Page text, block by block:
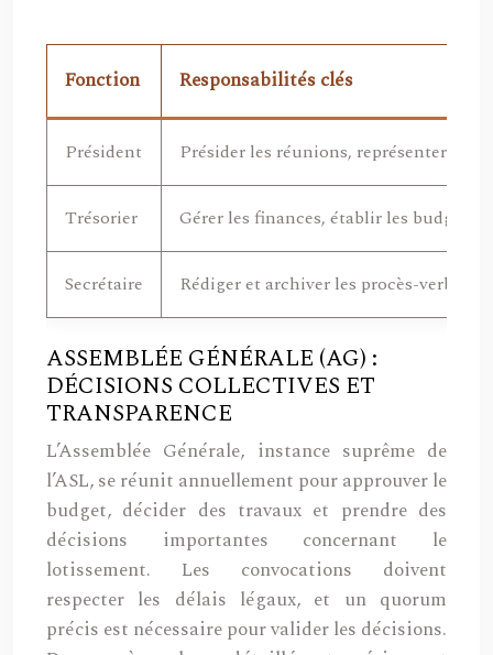
Fonction Responsabilités clés
Président Présider les réunions, représenter
Trésorier Gérer les finances, établir les budgets
Secrétaire Rédiger et archiver les procès-
ASSEMBLÉE GÉNÉRALE (AG) :
DÉCISIONS COLLECTIVES ET
TRANSPARENCE
L’Assemblée Générale, instance suprême de
l’ASL, se réunit annuellement pour approuver le
budget, décider des travaux et prendre des
décisions importantes concernant le
lotissement. Les convocations doivent
respecter les délais légaux, et un quorum
précis est nécessaire pour valider les décisions.